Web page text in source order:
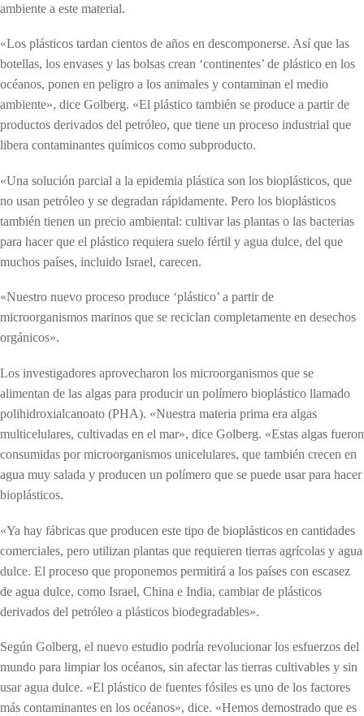
ambiente a este material.
«Los plásticos tardan cientos de años en descomponerse. Así que las
botellas, los envases y las bolsas crean ‘continentes’ de plástico en los
océanos, ponen en peligro a los animales y contaminan el medio
ambiente», dice Golberg. «El plástico también se produce a partir de
productos derivados del petróleo, que tiene un proceso industrial que
libera contaminantes químicos como subproducto.
«Una solución parcial a la epidemia plástica son los bioplásticos, que
no usan petróleo y se degradan rápidamente. Pero los bioplásticos
también tienen un precio ambiental: cultivar las plantas o las bacterias
para hacer que el plástico requiera suelo fértil y agua dulce, del que
muchos países, incluido Israel, carecen.
«Nuestro nuevo proceso produce ‘plástico’ a partir de
microorganismos marinos que se reciclan completamente en desechos
orgánicos».
Los investigadores aprovecharon los microorganismos que se
alimentan de las algas para producir un polímero bioplástico llamado
polihidroxialcanoato (PHA). «Nuestra materia prima era algas
multicelulares, cultivadas en el mar», dice Golberg. «Estas algas fueron
consumidas por microorganismos unicelulares, que también crecen en
agua muy salada y producen un polímero que se puede usar para hacer
bioplásticos.
«Ya hay fábricas que producen este tipo de bioplásticos en cantidades
comerciales, pero utilizan plantas que requieren tierras agrícolas y agua
dulce. El proceso que proponemos permitirá a los países con escasez
de agua dulce, como Israel, China e India, cambiar de plásticos
derivados del petróleo a plásticos biodegradables».
Según Golberg, el nuevo estudio podría revolucionar los esfuerzos del
mundo para limpiar los océanos, sin afectar las tierras cultivables y sin
usar agua dulce. «El plástico de fuentes fósiles es uno de los factores
más contaminantes en los océanos», dice. «Hemos demostrado que es